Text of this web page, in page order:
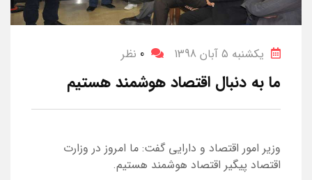
یکشنبه 5 آبان 1398 0 نظر
ما به دنبال اقتصاد هوشمند هستیم
وزیر امور اقتصاد و دارایی گفت: ما امروز در وزارت
اقتصاد پیگیر اقتصاد هوشمند هستیم.